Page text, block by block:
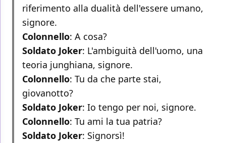
riferimento alla dualità dell'essere umano,
signore.
Colonnello: A cosa?
Soldato Joker: L'ambiguità dell'uomo, una
teoria junghiana, signore.
Colonnello: Tu da che parte stai,
giovanotto?
Soldato Joker: Io tengo per noi, signore.
Colonnello: Tu ami la tua patria?
Soldato Joker: Signorsì!